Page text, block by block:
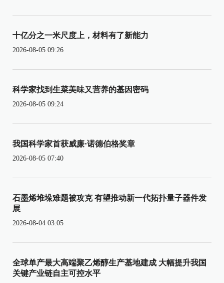
十亿分之一米尺度上，材料有了新能力
2026-08-05 09:26
科学家找到生菜美味又营养的基因密码
2026-08-05 09:24
我国科学家首获威廉·诺德伯格奖章
2026-08-05 07:40
石墨烯堆垛难题被攻克 有望推动新一代拓扑量子器件发
展
2026-08-04 03:05
全球单产最大高端聚乙烯醇生产基地建成 大幅提升我国
关键产业链自主可控水平